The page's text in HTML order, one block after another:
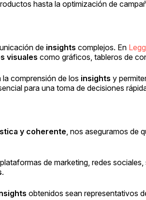
hasta la optimización de
de insights complejos. En
visuales como gráficos, tableros de
comprensión de los insights y
para una toma de decisiones
y coherente, nos aseguramos de
de marketing, redes
.
obtenidos sean representativos